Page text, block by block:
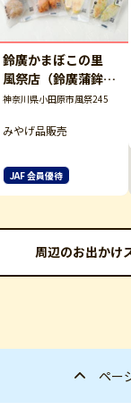
鈴廣かまぼこの里
風祭店（鈴廣蒲鉾本
店／鈴なり市場）
神奈川県小田原市風祭245
みやげ品販売
JAF 会員優待
周辺のお出かけ
ペー